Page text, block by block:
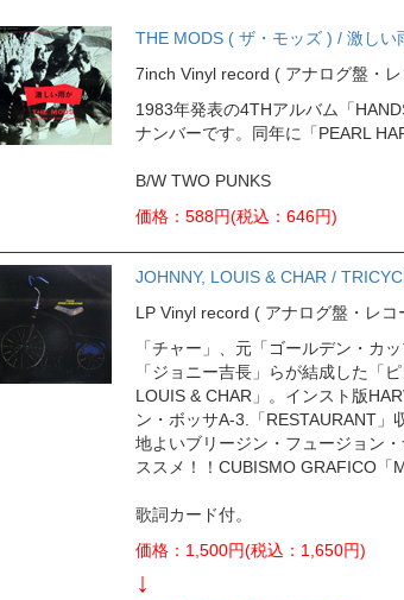
※買取に関するメールは
までお願い致します。
THE MODS ( ザ・モッズ ) / 激しい
7inch Vinyl record ( アナログ盤・
1983年発表の4THアルバム「
ナンバーです。同年に「PEARL
B/W TWO PUNKS
価格：588円(税込：646円)
JOHNNY, LOUIS & CHAR /
LP Vinyl record ( アナログ盤・レ
「チャー」、元「ゴールデン・カ
「ジョニー吉長」らが結成した「
LOUIS & CHAR」。インスト版
ン・ボッサA-3.「RESTAURANT
地よいブリージン・フュージョン
ススメ！！CUBISMO GRAFICO「
歌詞カード付。
価格：1,500円(税込：1,650円)
↓